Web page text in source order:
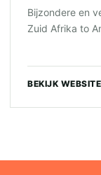
Bijzondere en
Zuid Afrika to
BEKIJK WEBSITE